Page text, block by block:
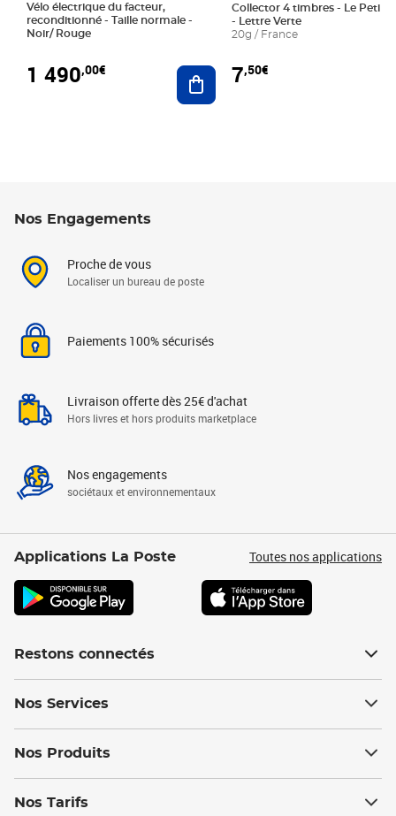
Vélo électrique du facteur,
reconditionné - Taille normale -
Noir/ Rouge
1 490,00€ Ajouter au panier
Collector 4 timbres - Le Petit
- Lettre Verte
20g / France
7,50€
Nos Engagements
Proche de vous
Localiser un bureau de poste
Paiements 100% sécurisés
Livraison offerte dès 25€ d'achat
Hors livres et hors produits marketplace
Nos engagements
sociétaux et environnementaux
Applications La Poste Toutes nos applications
Restons connectés
Nos Services
Nos Produits
Nos Tarifs